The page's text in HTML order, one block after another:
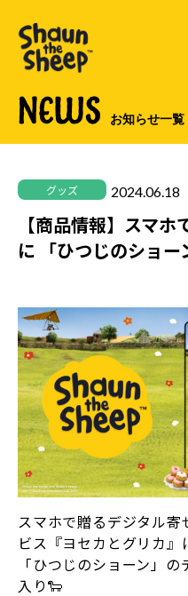
NEWS お知らせ一覧
グッズ 2024.06.18
【商品情報】スマ
に 「ひつじのショ
スマホで贈るデジタル寄
ビス『ヨセカとグリカ』
「ひつじのショーン」
入り🐑